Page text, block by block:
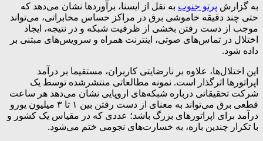
به گزارش پرتو جنوب به نقل از ایسنا، برآوردها نشان می‌دهد که
حتی چند دقیقه خاموشی برق در مراکز حساس مخابراتی، می‌تواند
موجب از دست رفتن بخشی از ظرفیت شبکه و در نتیجه، ایجاد
اختلال در تماس‌های صوتی، اینترنت همراه و سرویس‌های مبتنی بر
داده شود.
این اختلال‌ها، علاوه بر نارضایتی کاربران، مستقیما بر درآمد
اپراتورها اثرگذار است. نمونه مطالعاتی منتشرشده توسط یک
شرکت تحقیقاتی درباره شبکه‌های اروپایی نشان می‌دهد هر ساعت
قطعی برق می‌تواند به معنای از دست رفتن بین ۱ تا ۳ میلیون یورو
درآمد برای اپراتورهای بزرگ باشد؛ عددی که در مقیاس یک کشور و
با تکرار چندین باره، به خسارت‌های نجومی ختم می‌شود.